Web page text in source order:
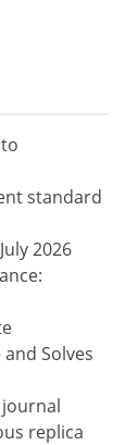
standard
2026
Solves
replica